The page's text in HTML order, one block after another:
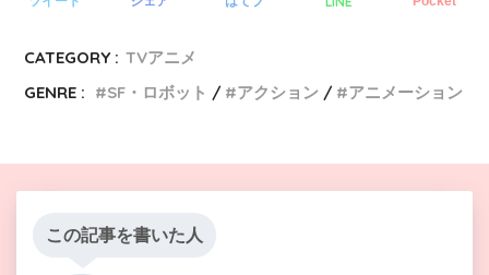
CATEGORY : TVアニメ
GENRE :
SF・ロボット アクション アニメーション
この記事を書いた人